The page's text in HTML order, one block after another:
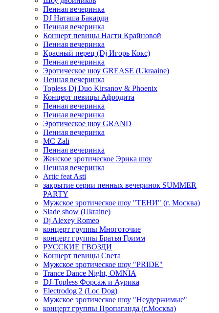
Пенная вечеринка
DJ Наташа Бакарди
Пенная вечеринка
Концерт певицы Насти Крайновой
Пенная вечеринка
Красный перец (Dj Игорь Кокс)
Пенная вечеринка
Эротическое шоу GREASE (Ukraaine)
Пенная вечеринка
Topless Dj Duo Kirsanov & Phoenix
Концерт певицы Афродита
Пенная вечеринка
Пенная вечеринка
Эротическое шоу GRAND
Пенная вечеринка
MC Zali
Пенная вечеринка
Женское эротическое Эрика шоу
Пенная вечеринка
Artic feat Asti
закрытие серии пенных вечеринок SUMMER
PARTY
Мужское эротическое шоу "ТЕНИ" (г. Москва)
Slade show (Ukraine)
Dj Alexey Romeo
концерт группы Многоточие
концерт группы Братья Гримм
РУССКИЕ ГВОЗДИ
Концерт певицы Света
Мужское эротическое шоу "PRIDE"
Trance Dance Night, OMNIA
DJ-Topless Форсаж и Аурика
Electrodog 2 (Loc Dog)
Мужское эротическое шоу "Неудержимые"
концерт группы Пропаганда (г.Москва)